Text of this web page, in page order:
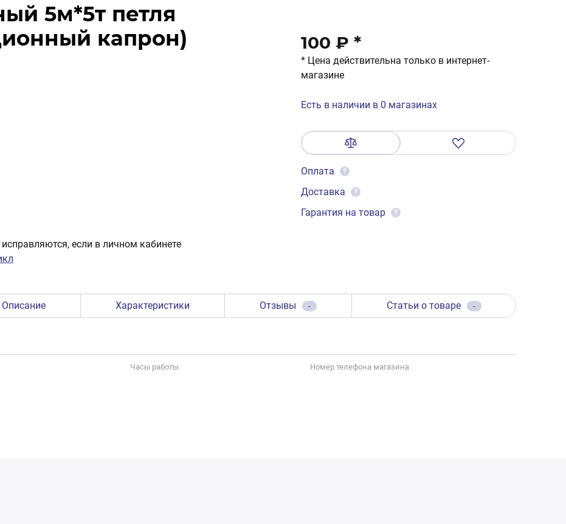
5м*5т петля
капрон)
если в личном кабинете
100 ₽ *
* Цена действительна только в интернет-
магазине
Есть в наличии в 0 магазинах
Оплата ?
Доставка ?
Гарантия на товар ?
Описание Характеристики Отзывы - Статьи о товаре -
Часы работы Номер телефона магазина